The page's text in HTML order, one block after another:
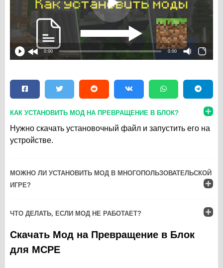
0:00 0:00
КАК УСТАНОВИТЬ МОД НА ПРЕВРАЩЕНИЕ В БЛОК?
Нужно скачать установочный файл и запустить его на
устройстве.
МОЖНО ЛИ УСТАНОВИТЬ МОД В МНОГОПОЛЬЗОВАТЕЛЬСКОЙ
ИГРЕ?
ЧТО ДЕЛАТЬ, ЕСЛИ МОД НЕ РАБОТАЕТ?
Скачать Мод на Превращение в Блок
для MCPE